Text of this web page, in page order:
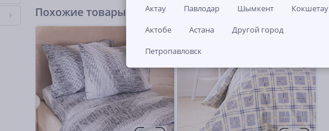
Похожие товары
Актау
Павлодар Шымкент
Кокшетау
Актобе
Астана
Другой город
Петропавловск